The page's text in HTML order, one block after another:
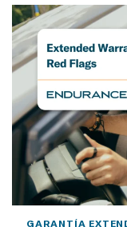
GARANTÍA